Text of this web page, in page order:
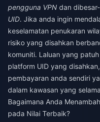
pengguna VPN dan
UID. Jika anda ingin
keselamatan penukaran
risiko yang disahkan
komuniti. Laluan yang
platform UID yang
pembayaran anda sendiri
dalam kawasan yang
Bagaimana Anda
pada Nilai Terbaik?